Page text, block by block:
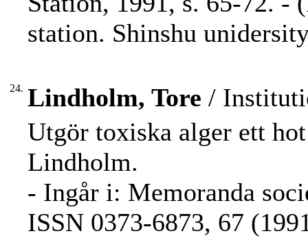
station. Shinshu
24. Lindholm, Tore /
Utgör toxiska alger ett
Lindholm.
- Ingår i: Memoranda
ISSN 0373-6873, 67